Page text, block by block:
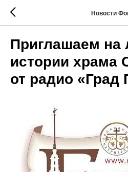
Новости
Приглашаем на
истории храма
от радио «Град